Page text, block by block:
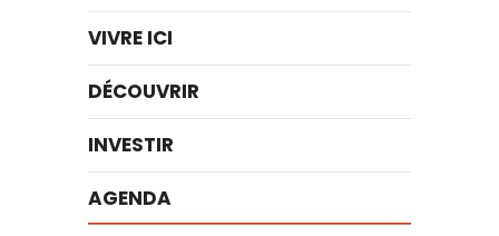
VIVRE ICI
DÉCOUVRIR
INVESTIR
AGENDA